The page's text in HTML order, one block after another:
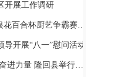
开展工作调研
百合杯厨艺争霸赛启动
开展“八一”慰问活动
举行纪念红军长征胜利90周年活动